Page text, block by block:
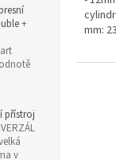
+
přístroj
v
mm: